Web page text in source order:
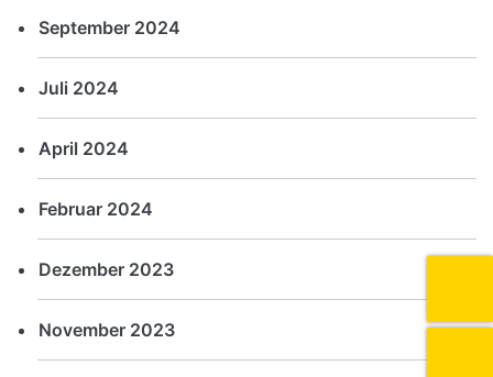
September 2024
Juli 2024
April 2024
Februar 2024
Dezember 2023
November 2023